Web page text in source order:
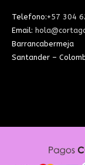
Telefono:+57 304
Email:
Barrancabermeja
Santander –